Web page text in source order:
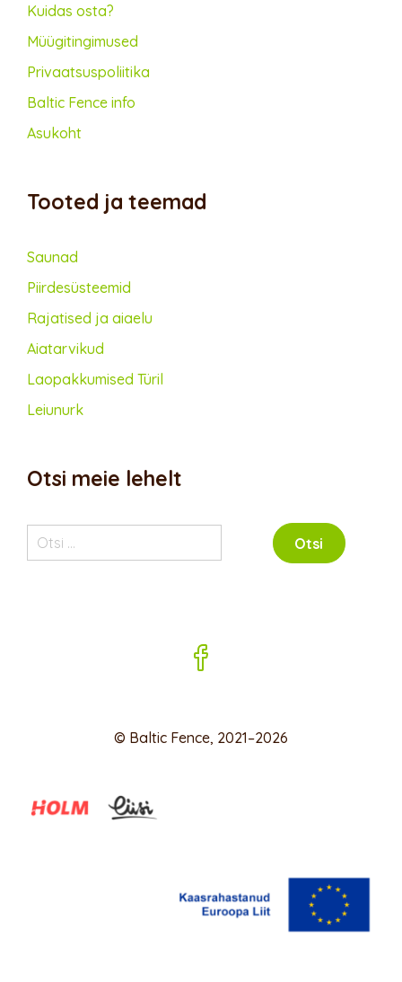
Kuidas osta?
Müügitingimused
Privaatsus­poliitika
Baltic Fence info
Asukoht
Tooted ja teemad
Saunad
Piirdesüsteemid
Rajatised ja aiaelu
Aiatarvikud
Lao­pakkumised Türil
Leiunurk
Otsi meie lehelt
Otsi:
© Baltic Fence, 2021–2026